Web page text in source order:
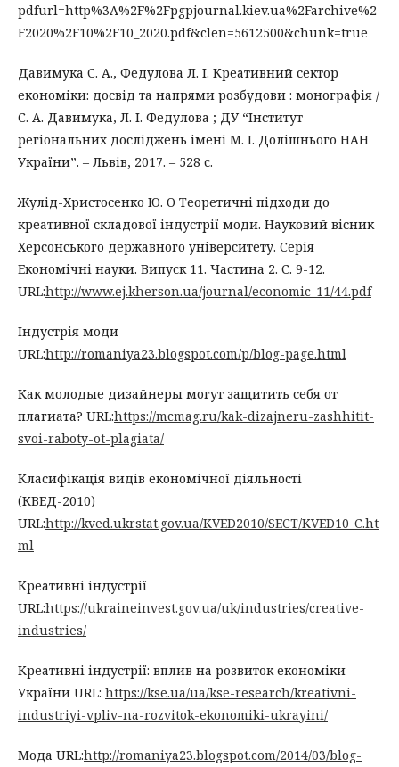
pdfurl=http%3A%2F%2Fpgpjournal.kiev.ua%2Farchive%2
F2020%2F10%2F10_2020.pdf&clen=5612500&chunk=true
Давимука С. А., Федулова Л. І. Креативний сектор
економіки: досвід та напрями розбудови : монографія /
С. А. Давимука, Л. І. Федулова ; ДУ “Інститут
регіональних досліджень імені М. І. Долішнього НАН
України”. – Львів, 2017. – 528 с.
Жулід-Христосенко Ю. О Теоретичні підходи до
креативної складової індустрії моди. Науковий вісник
Херсонського державного університету. Серія
Економічні науки. Випуск 11. Частина 2. С. 9-12.
URL:http://www.ej.kherson.ua/journal/economic_11/44.pdf
Індустрія моди
URL:http://romaniya23.blogspot.com/p/blog-page.html
Как молодые дизайнеры могут защитить себя от
плагиата? URL:https://mcmag.ru/kak-dizajneru-zashhitit-
svoi-raboty-ot-plagiata/
Класифікація видів економічної діяльності
(КВЕД-2010)
URL:http://kved.ukrstat.gov.ua/KVED2010/SECT/KVED10_C.ht
ml
Креативні індустрії
URL:https://ukraineinvest.gov.ua/uk/industries/creative-
industries/
Креативні індустрії: вплив на розвиток економіки
України URL: https://kse.ua/ua/kse-research/kreativni-
industriyi-vpliv-na-rozvitok-ekonomiki-ukrayini/
Мода URL:http://romaniya23.blogspot.com/2014/03/blog-